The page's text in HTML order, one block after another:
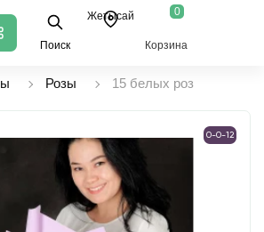
Поиск
Жетысай 0
Корзина
Розы 15 белых роз
0-0-12